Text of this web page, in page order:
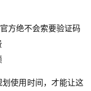
方绝不会索要验证码
使用时间，才能让这